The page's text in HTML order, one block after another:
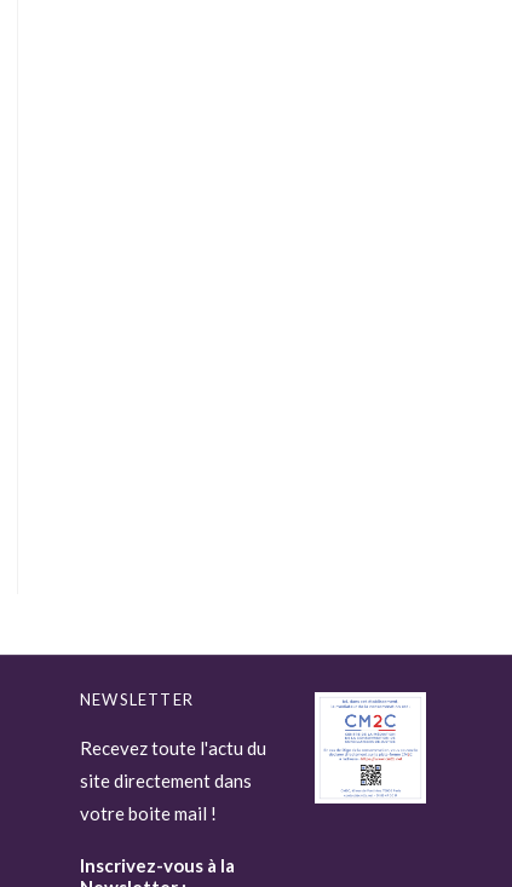
NEWSLETTER
Recevez toute l'actu du
site directement dans
votre boite mail !
Inscrivez-vous à la